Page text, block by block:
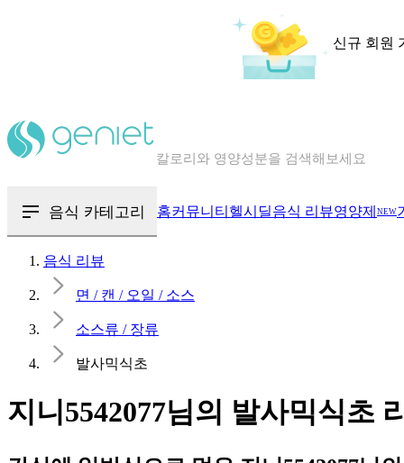
신규 회원
혈당 · 다이어트 음식 검색해보세요
음식 카테고리 홈커뮤니티 헬시딜음식 리뷰영양제 NEW
음식 리뷰
면 / 캔 / 오일 / 소스
소스류 / 장류
발사믹식초
지니5542077님의 발사믹식초